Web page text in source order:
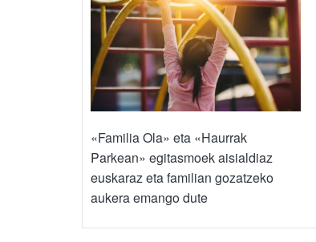
«Familia Ola» eta «Haurrak
Parkean» egitasmoek aisialdiaz
euskaraz eta familian gozatzeko
aukera emango dute